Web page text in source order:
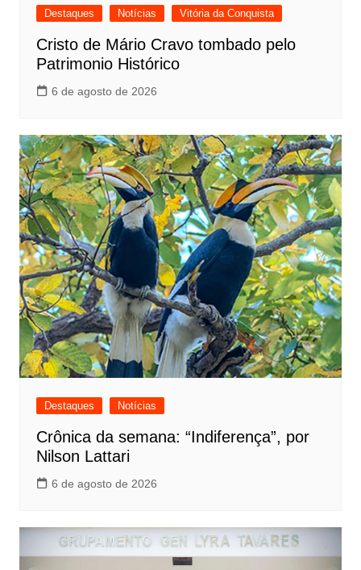
Destaques Notícias Vitória da Conquista
Cristo de Mário Cravo tombado pelo
Patrimonio Histórico
6 de agosto de 2026
Destaques Notícias
Crônica da semana: “Indiferença”, por
Nilson Lattari
6 de agosto de 2026